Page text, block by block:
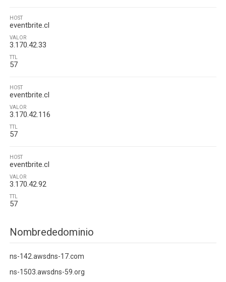
HOST
eventbrite.cl
VALOR
3.170.42.33
TTL
57
HOST
eventbrite.cl
VALOR
3.170.42.116
TTL
57
HOST
eventbrite.cl
VALOR
3.170.42.92
TTL
57
Nombrededominio
ns-142.awsdns-17.com
ns-1503.awsdns-59.org